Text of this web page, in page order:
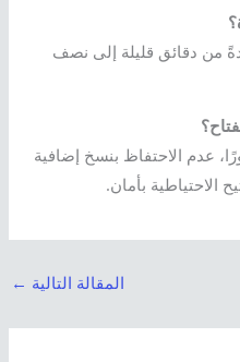
من دقائق قليلة إلى نصف
عدم الاحتفاظ بنسخ إضافية
الاحتياطية بأمان.
المقالة التالية ←